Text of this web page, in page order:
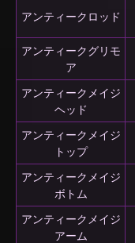
アンティークロッド
アンティークグリモ
ア
アンティークメイジ
ヘッド
アンティークメイジ
トップ
アンティークメイジ
ボトム
アンティークメイジ
アーム